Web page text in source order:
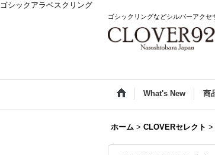
ゴシックアラベスクリング
ゴシックリングなどシルバーアクセ
What's New 商
ホーム > CLOVERセレクト >